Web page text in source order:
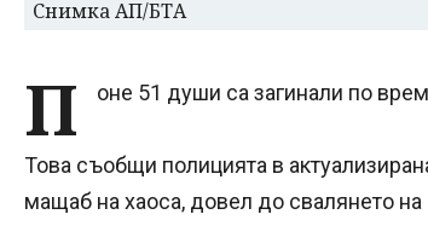
Снимка АП/БТА
П оне 51 души са загинали по
Това съобщи полицията в
мащаб на хаоса, довел до свалянето